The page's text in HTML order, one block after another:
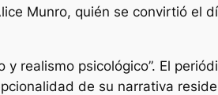
Munro, quién se convirtió el
realismo psicológico”. El
de su narrativa